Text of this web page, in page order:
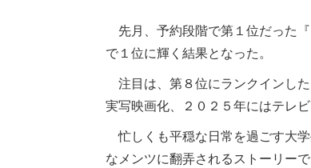
先月、予約段階で第１位だった
で１位に輝く結果となった。
注目は、第８位にランクインし
実写映画化、２０２５年にはテレ
忙しくも平穏な日常を過ごす大
なメンツに翻弄されるストーリー